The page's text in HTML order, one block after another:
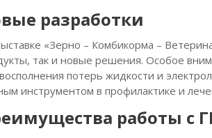
разработки
«Зерно – Комбикорма –
так и новые решения. Особое
потерь жидкости и
инструментом в профилактике и
работы с